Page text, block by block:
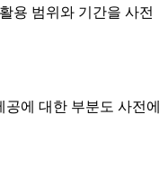
용 범위와 기간을 사전
에 대한 부분도 사전에